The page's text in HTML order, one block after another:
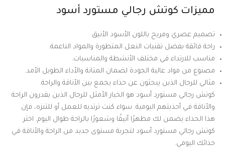
مميزات كوتش رجالي مستورد أسود
تصميم عصري ومريح باللون الأسود الأنيق.
راحة فائقة بفضل تقنيات النعل المتطورة والمواد الناعمة.
مناسب للارتداء في مختلف الأنشطة والمناسبات.
مصنوع من مواد عالية الجودة لضمان المتانة والأداء الطويل الأمد.
مثالي للرجال الذين يبحثون عن حذاء يجمع بين الأناقة والراحة.
كوتش رجالي مستورد أسود هو الخيار الأمثل للرجال الذين يقدرون الراحة
والأناقة في أحذيتهم اليومية. سواء كنت ترتديه للعمل أو للتنزه، فإن
هذا الحذاء يضمن لك مظهرًا أنيقًا وشعورًا بالراحة طوال اليوم. اختر
كوتش رجالي مستورد أسود لتجربة مستوى جديد من الراحة والأناقة في
حذائك اليومي.